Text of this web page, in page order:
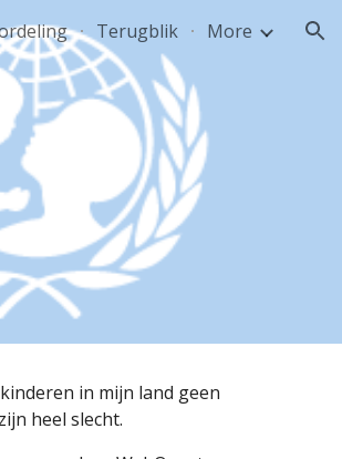
Terugblik More
in mijn land geen
heel slecht.